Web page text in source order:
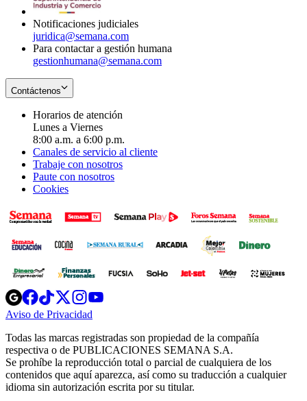
Notificaciones judiciales
juridica@semana.com
Para contactar a gestión humana
gestionhumana@semana.com
Contáctenos
Horarios de atención
Lunes a Viernes
8:00 a.m. a 6:00 p.m.
Canales de servicio al cliente
Trabaje con nosotros
Paute con nosotros
Cookies
Opens
in
new
Opens
in
new
Opens
in
new
window
Opens
new
windowwindow
Aviso de Privacidad
new
window
Todas las marcas registradas son propiedad de la compañía
respectiva o de PUBLICACIONES SEMANA S.A.
Se prohíbe la reproducción total o parcial de cualquiera de los
contenidos que aquí aparezca, así como su traducción a cualquier
idioma sin autorización escrita por su titular.